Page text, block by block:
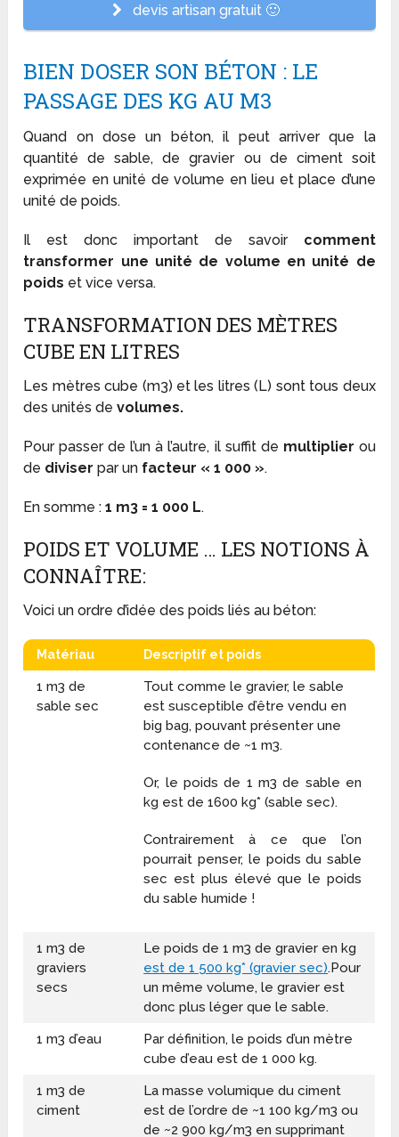
devis artisan gratuit 🙂
BIEN DOSER SON BÉTON : LE
PASSAGE DES KG AU M3
Quand on dose un béton, il peut arriver que la
quantité de sable, de gravier ou de ciment soit
exprimée en unité de volume en lieu et place d’une
unité de poids.
Il est donc important de savoir comment
transformer une unité de volume en unité de
poids et vice versa.
TRANSFORMATION DES MÈTRES
CUBE EN LITRES
Les mètres cube (m3) et les litres (L) sont tous deux
des unités devolumes.
Pour passer de l’un à l’autre, il suffit de multiplier ou
de diviser par un facteur « 1 000 ».
En somme : 1 m3 = 1 000 L.
POIDS ET VOLUME … LES NOTIONS À
CONNAÎTRE:
Voici un ordre d’idée des poids liés au béton:
Matériau Descriptif et poids
1 m3de
sable sec
Tout comme le gravier, le sable
est susceptible d’être vendu en
big bag, pouvant présenter une
contenance de ~1 m3.
Or, le poids de 1 m3 de sable en
kg est de 1600 kg* (sable sec).
Contrairement à ce que l’on
pourrait penser, le poids du sable
sec est plus élevé que le poids
du sable humide !
1 m3 de
graviers
secs
Le poids de 1 m3 de gravier en kg
est de 1 500 kg* (gravier sec).Pour
un même volume, le gravier est
donc plus léger que le sable.
1 m3 d’eau
Par définition, le poids d’un mètre
cube d’eau est de 1 000 kg.
1 m3 de
ciment
La masse volumique du ciment
est de l’ordre de ~1 100 kg/m3 ou
de ~2 900 kg/m3 en supprimant